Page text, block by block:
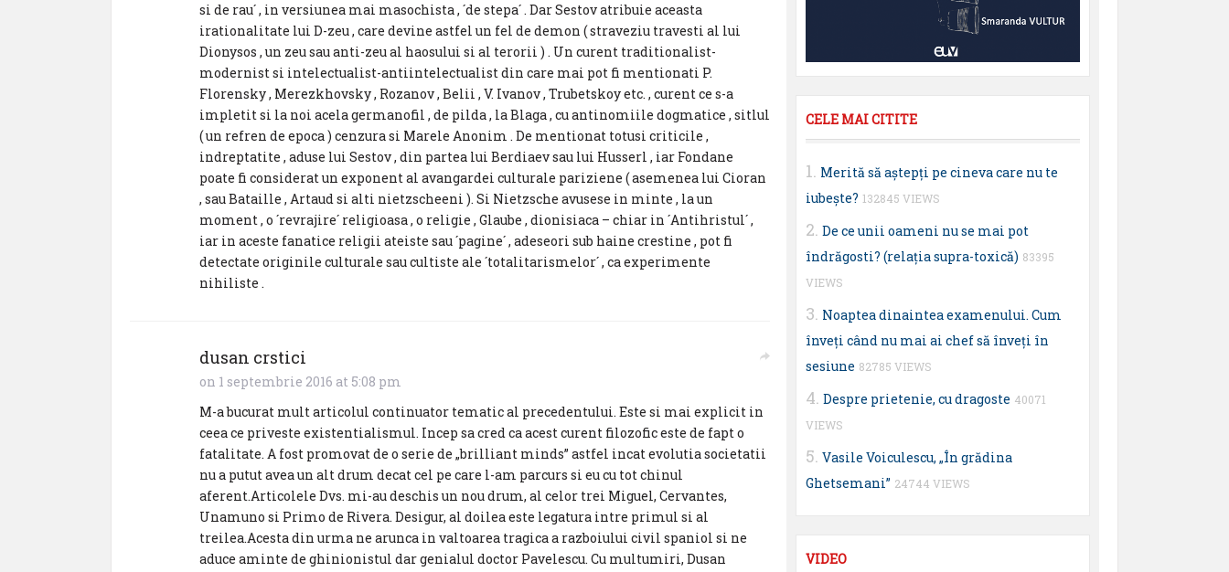
si de rau´ , in versiunea mai masochista , ´de stepa´ . Dar Sestov atribuie aceasta
irationalitate lui D-zeu , care devine astfel un fel de demon ( straveziu travesti al lui
Dionysos , un zeu sau anti-zeu al haosului si al terorii ) . Un curent traditionalist-
modernist si intelectualist-antiintelectualist din care mai pot fi mentionati P.
Florensky , Merezkhovsky , Rozanov , Belii , V. Ivanov , Trubetskoy etc. , curent ce s-a
impletit si la noi acela germanofil , de pilda , la Blaga , cu antinomiile dogmatice , sitlul
( un refren de epoca ) cenzura si Marele Anonim . De mentionat totusi criticile ,
indreptatite , aduse lui Sestov , din partea lui Berdiaev sau lui Husserl , iar Fondane
poate fi considerat un exponent al avangardei culturale pariziene ( asemenea lui Cioran
, sau Bataille , Artaud si alti nietzscheeni ). Si Nietzsche avusese in minte , la un
moment , o ´revrajire´ religioasa , o religie , Glaube , dionisiaca – chiar in ´Antihristul´ ,
iar in aceste fanatice religii ateiste sau ´pagine´ , adeseori sub haine crestine , pot fi
detectate originile culturale sau cultiste ale ´totalitarismelor´ , ca experimente
nihiliste .
dusan crstici
on 1 septembrie 2016 at 5:08 pm
M-a bucurat mult articolul continuator tematic al precedentului. Este si mai explicit in
ceea ce priveste existentialismul. Incep sa cred ca acest curent filozofic este de fapt o
fatalitate. A fost promovat de o serie de „brilliant minds” astfel incat evolutia societatii
nu a putut avea un alt drum decat cel pe care l-am parcurs si eu cu tot chinul
aferent.Articolele Dvs. mi-au deschis un nou drum, al celor trei Miguel, Cervantes,
Unamuno si Primo de Rivera. Desigur, al doilea este legatura intre primul si al
treilea.Acesta din urma ne arunca in valtoarea tragica a razboiului civil spaniol si ne
aduce aminte de ghinionistul dar genialul doctor Pavelescu. Cu multumiri, Dusan
CELE MAI CITITE
Merită să aştepţi pe cineva care nu te
iubeşte? 132845 VIEWS
De ce unii oameni nu se mai pot
îndrăgosti? (relaţia supra-toxică) 83395
VIEWS
Noaptea dinaintea examenului. Cum
înveţi când nu mai ai chef să înveţi în
sesiune 82785 VIEWS
Despre prietenie, cu dragoste 40071
VIEWS
Vasile Voiculescu, „În grădina
Ghetsemani” 24744 VIEWS
VIDEO